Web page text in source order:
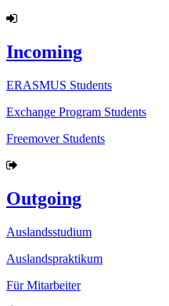
Incoming
ERASMUS Students
Exchange Program Students
Freemover Students
Outgoing
Auslandsstudium
Auslandspraktikum
Für Mitarbeiter